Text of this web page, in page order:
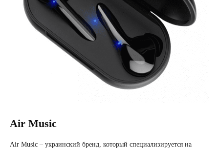
Air Music
Air Music – украинский бренд, который специализируется на